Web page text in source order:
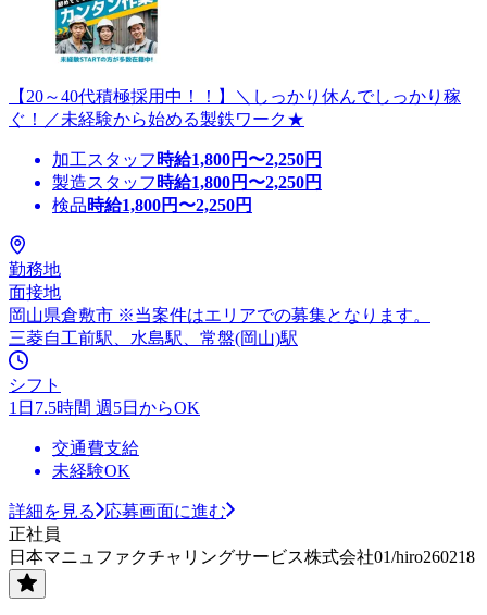
【20～40代積極採用中！！】＼しっかり休んでしっかり稼
ぐ！／未経験から始める製鉄ワーク★
加工スタッフ 時給1,800円〜2,250円
製造スタッフ 時給1,800円〜2,250円
検品時給1,800円〜2,250円
勤務地
面接地
岡山県倉敷市 ※当案件はエリアでの募集となります。
三菱自工前駅、水島駅、常盤(岡山)駅
シフト
1日7.5時間 週5日からOK
交通費支給
未経験OK
詳細を見る
応募画面に進む
正社員
日本マニュファクチャリングサービス株式会社01/hiro260218